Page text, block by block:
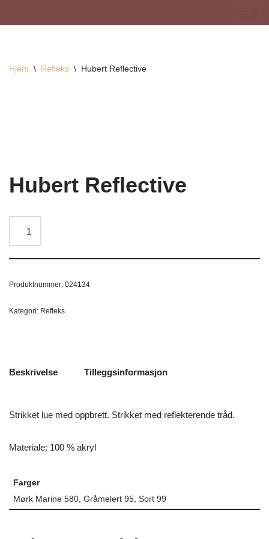
Hjem \ Refleks \ Hubert Reflective
Hubert Reflective
Produktnummer: 024134
Kategori: Refleks
Beskrivelse Tilleggsinformasjon
Strikket lue med oppbrett. Strikket med reflekterende tråd.
Materiale: 100 % akryl
Farger
Mørk Marine 580, Gråmelert 95, Sort 99